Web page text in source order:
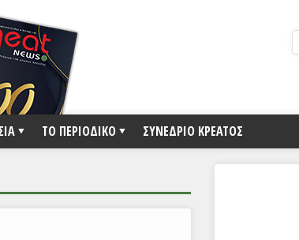
ΤΟ ΠΕΡΙΟΔΙΚΟ ΣΥΝΕΔΡΙΟ ΚΡΕΑΤΟΣ